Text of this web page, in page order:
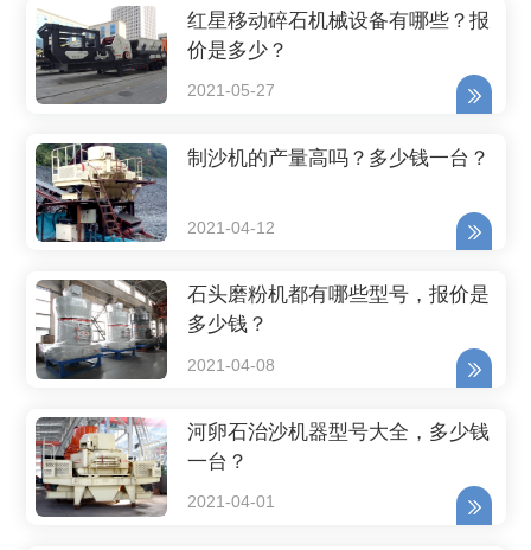
红星移动碎石机械设备有哪些？报
价是多少？
2021-05-27
制沙机的产量高吗？多少钱一台？
2021-04-12
石头磨粉机都有哪些型号，报价是
多少钱？
2021-04-08
河卵石治沙机器型号大全，多少钱
一台？
2021-04-01